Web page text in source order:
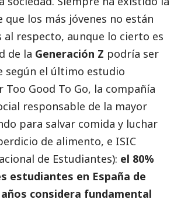
que los más jóvenes no están
al respecto, aunque lo cierto es
de la Generación Z podría ser
según el último estudio
Too Good To Go, la compañía
responsable de la mayor
para salvar comida y luchar
de alimento, e ISIC
de Estudiantes): el 80%
estudiantes en España de
considera fundamental